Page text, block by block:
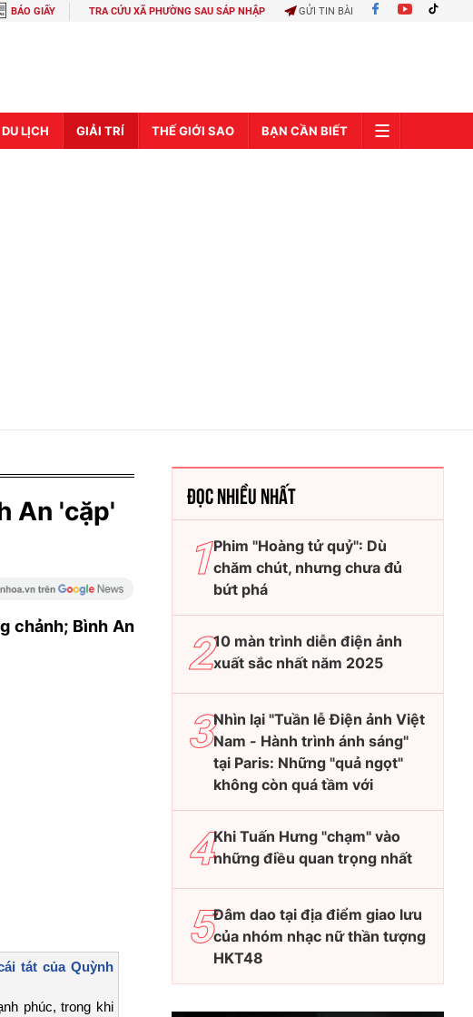
BÁO GIẤY TRA CỨU XÃ PHƯỜNG SAU SÁP NHẬP GỬI TIN BÀI
DU LỊCH GIẢI TRÍ THẾ GIỚI SAO BẠN CẦN BIẾT
An 'cặp'
chảnh; Bình An
tát của Quỳnh
phúc, trong khi
ĐỌC NHIỀU NHẤT
Phim "Hoàng tử quỷ": Dù
chăm chút, nhưng chưa đủ
bứt phá
10 màn trình diễn điện ảnh
xuất sắc nhất năm 2025
Nhìn lại "Tuần lễ Điện ảnh Việt
Nam - Hành trình ánh sáng"
tại Paris: Những "quả ngọt"
không còn quá tầm với
Khi Tuấn Hưng "chạm" vào
những điều quan trọng nhất
Đâm dao tại địa điểm giao lưu
của nhóm nhạc nữ thần tượng
HKT48